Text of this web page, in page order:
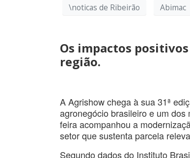
\noticas de Ribeirão Abimac
Os impactos
região.
A Agrishow chega à sua 31ª
agronegócio brasileiro e um
feira acompanhou a
setor que sustenta parcela
Segundo dados do Instituto